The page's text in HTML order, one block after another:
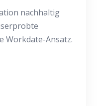
nachhaltig
Workdate-Ansatz.